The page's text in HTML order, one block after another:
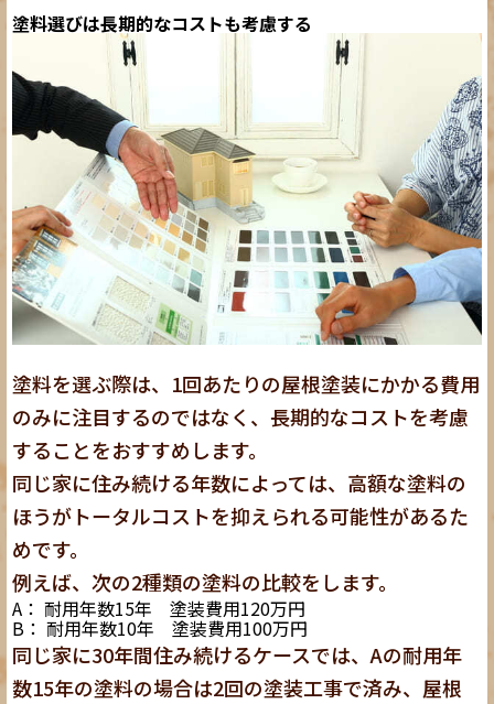
塗料選びは長期的なコストも考慮する
塗料を選ぶ際は、1回あたりの屋根塗装にかかる費用
のみに注目するのではなく、長期的なコストを考慮
することをおすすめします。
同じ家に住み続ける年数によっては、高額な塗料の
ほうがトータルコストを抑えられる可能性があるた
めです。
例えば、次の2種類の塗料の比較をします。
A： 耐用年数15年 塗装費用120万円
B： 耐用年数10年 塗装費用100万円
同じ家に30年間住み続けるケースでは、Aの耐用年
数15年の塗料の場合は2回の塗装工事で済み、屋根